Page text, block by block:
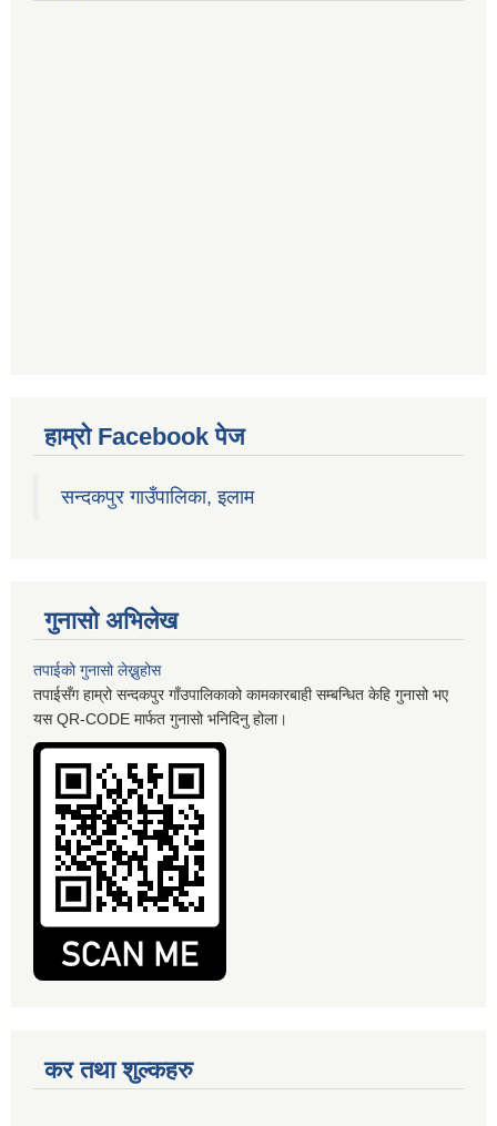
हाम्रो Facebook पेज
सन्दकपुर गाउँपालिका, इलाम
गुनासो अभिलेख
तपाईको गुनासो लेख्नुहोस
तपाईसँग हाम्रो सन्दकपुर गाँउपालिकाको कामकारबाही सम्बन्धित केहि गुनासो भए
यस QR-CODE मार्फत गुनासो भनिदिनु होला।
कर तथा शुल्कहरु